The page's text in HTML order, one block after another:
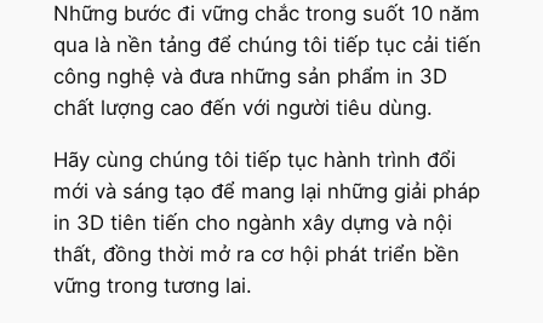
Những bước đi vững chắc trong suốt 10 năm
qua là nền tảng để chúng tôi tiếp tục cải tiến
công nghệ và đưa những sản phẩm in 3D
chất lượng cao đến với người tiêu dùng.
Hãy cùng chúng tôi tiếp tục hành trình đổi
mới và sáng tạo để mang lại những giải pháp
in 3D tiên tiến cho ngành xây dựng và nội
thất, đồng thời mở ra cơ hội phát triển bền
vững trong tương lai.